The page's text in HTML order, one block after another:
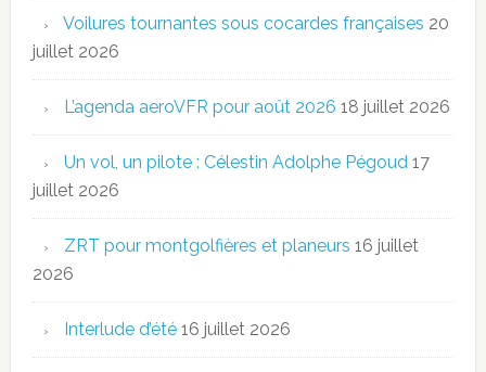
Voilures tournantes sous cocardes françaises 20
juillet 2026
L’agenda aeroVFR pour août 2026 18 juillet 2026
Un vol, un pilote : Célestin Adolphe Pégoud 17
juillet 2026
ZRT pour montgolfières et planeurs 16 juillet
2026
Interlude d’été 16 juillet 2026